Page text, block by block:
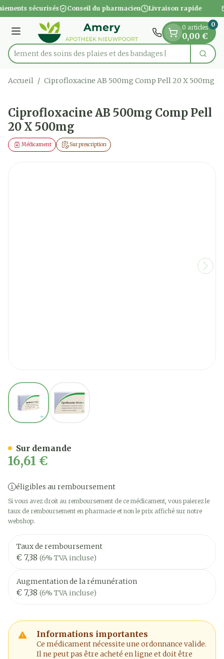
Aller au contenu
1 de 1
sécurisés Conseil du pharmacien Livraison rapide
Menu
Rechercherdes soins des plaies et des bandages
0 articles
0,00 €
0
Accueil / Ciprofloxacine AB 500mg Comp Pell 20 X 500mg
Ciprofloxacine AB 500mg Comp Pell
20 X 500mg
Sur prescription
Médicament
View larger image
16,61 €
éligibles au remboursement
Si vous avez droit au remboursement de ce médicament, vous paierez le
taux de remboursement en pharmacie et non le prix affiché sur notre
webshop.
Taux de remboursement
€ 7,38 (6% TVA incluse)
Augmentation de la rémunération
€ 7,38 (6% TVA incluse)
Informations importantes
Ce médicament nécessite une ordonnance valide.
Il ne peut pas être acheté en ligne et doit être
Sur demande